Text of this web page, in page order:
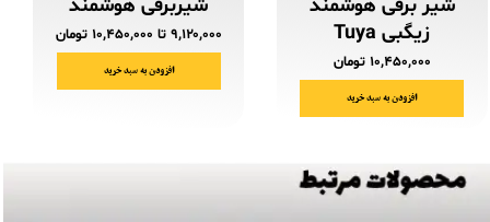
شیر برقی هوشمند
زیگبی Tuya
۱۰,۴۵۰,۰۰۰ تومان
افزودن به سبد خرید
شیربرقی هوشمند
۹,۱۲۰,۰۰۰ تا ۱۰,۴۵۰,۰۰۰ تومان
افزودن به سبد خرید